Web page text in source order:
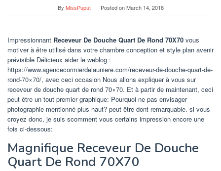
By MissPuput Posted onMarch 14, 2018
Impressionnant Receveur De Douche Quart De Rond 70X70 vous
motiver à être utilisé dans votre chambre conception et style plan avenir
prévisible Délicieux aider le weblog :
https://www.agencecormierdelauniere.com/receveur-de-douche-quart-de-
rond-70×70/, avec ceci occasion Nous allons expliquer à vous sur
receveur de douche quart de rond 70×70. Et à partir de maintenant, ceci
peut être un tout premier graphique: Pourquoi ne pas envisager
photographie mentionné plus haut? peut être dont remarquable. si vous
croyez donc, je suis scomment vous certains impression encore une
fois ci-dessous:
Magnifique Receveur De Douche
Quart De Rond 70X70